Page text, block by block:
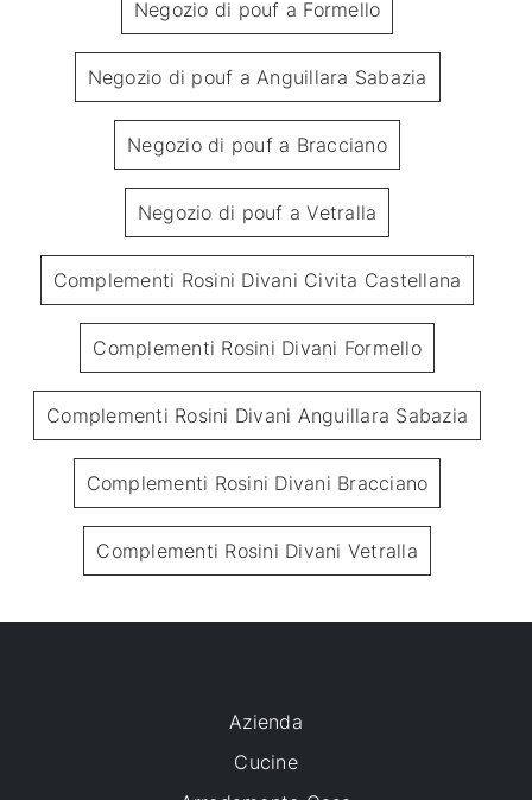
Negozio di pouf a Formello
Negozio di pouf a Anguillara Sabazia
Negozio di pouf a Bracciano
Negozio di pouf a Vetralla
Complementi Rosini Divani Civita Castellana
Complementi Rosini Divani Formello
Complementi Rosini Divani Anguillara Sabazia
Complementi Rosini Divani Bracciano
Complementi Rosini Divani Vetralla
Azienda
Cucine